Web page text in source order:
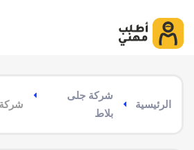
الرئيسية
شركة جلى
بلاط